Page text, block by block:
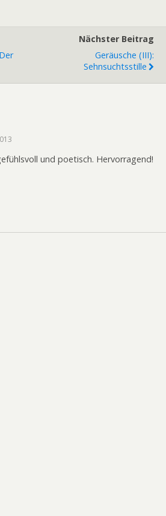
Nächster Beitrag
Geräusche (III):
Sehnsuchtsstille
und poetisch. Hervorragend!